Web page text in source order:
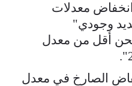
معدلات
وجودي"
أقل من معدل
الصارخ في معدل